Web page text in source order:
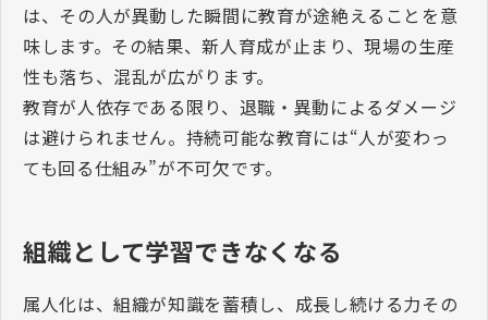
は、その人が異動した瞬間に教育が途絶えることを意
味します。その結果、新人育成が止まり、現場の生産
性も落ち、混乱が広がります。
教育が人依存である限り、退職・異動によるダメージ
は避けられません。持続可能な教育には“人が変わっ
ても回る仕組み”が不可欠です。
組織として学習できなくなる
属人化は、組織が知識を蓄積し、成長し続ける力その